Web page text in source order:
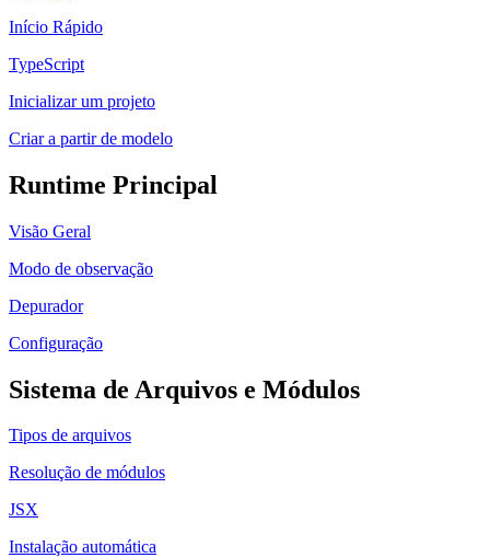
Início Rápido
TypeScript
Inicializar um projeto
Criar a partir de modelo
Runtime Principal
Visão Geral
Modo de observação
Depurador
Configuração
Sistema de Arquivos e Módulos
Tipos de arquivos
Resolução de módulos
JSX
Instalação automática